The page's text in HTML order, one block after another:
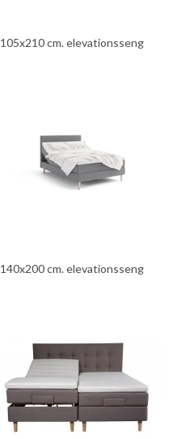
105x210 cm. elevationsseng
140x200 cm. elevationsseng